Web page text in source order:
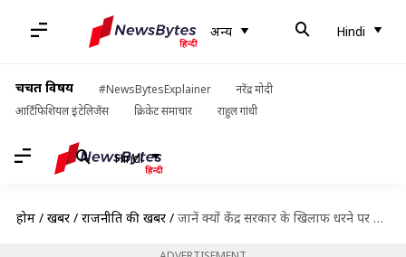
अन्य Hindi
चर्चित विषय #NewsBytesExplainer
नरेंद्र मोदी
आर्टिफिशियल इंटेलिजेंस
क्रिकेट समाचार राहुल गांधी
Hindi
होम / खबरें / राजनीति की खबरें / जानें क्यों केंद्र सरकार के खिलाफ धरने पर बैठीं पश्चिम बंगाल की मुख्यमंत्री ममता बनर्जी